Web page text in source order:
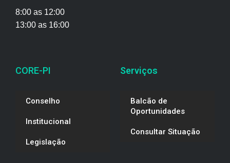
8:00 as 12:00
13:00 as 16:00
CORE-PI
Conselho
Institucional
Legislação
Serviços
Balcão de
Oportunidades
Consultar Situação